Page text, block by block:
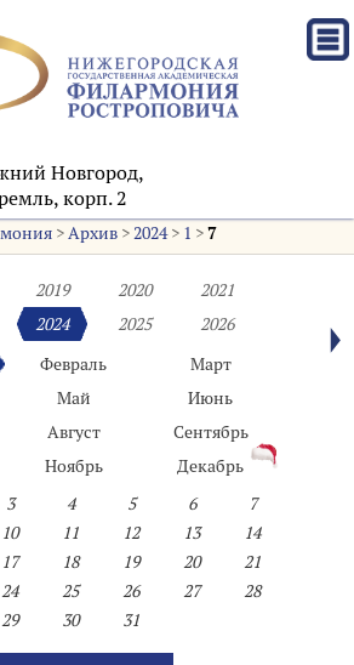
Новгород,
корп. 2
>Архив>2024> 1 >7
2019 2020
2021
2024 2025
2026
Февраль
Март
Май
Июнь
Август
Сентябрь
Ноябрь
Декабрь
3 4 5 6
7
10 11 12 13
14
17 18 19 20
21
24 25 26 27
28
29
30 31